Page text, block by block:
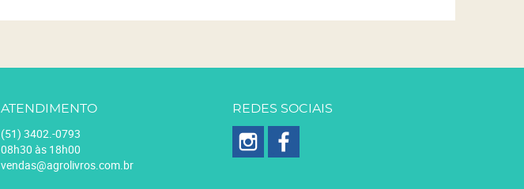
ATENDIMENTO
(51) 3402.-0793
08h30 às 18h00
vendas@agrolivros.com.br
REDES SOCIAIS